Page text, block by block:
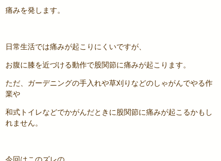
痛みを発します。
日常生活では痛みが起こりにくいですが、
お腹に膝を近づける動作で股関節に痛みが起こります。
ただ、ガーデニングの手入れや草刈りなどのしゃがんでやる作
業や
和式トイレなどでかがんだときに股関節に痛みが起こるかもし
れません。